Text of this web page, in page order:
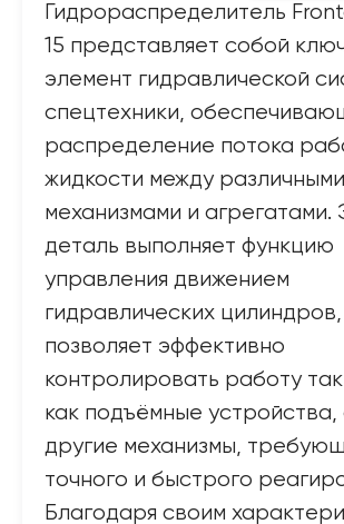
Гидрораспределитель
15 представляет собой
элемент гидравлической
спецтехники,
распределение потока
жидкости между различными
механизмами и агрегатами.
деталь выполняет функцию
управления движением
гидравлических цилиндров,
позволяет эффективно
контролировать работу
как подъёмные
другие механизмы,
точного и быстрого
Благодаря своим